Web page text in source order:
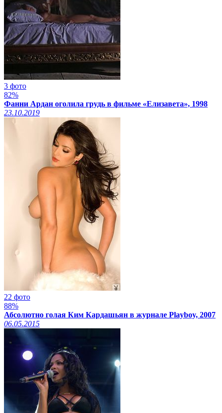
3 фото
82%
Фанни Ардан оголила грудь в фильме «Елизавета», 1998
23.10.2019
22 фото
88%
Абсолютно голая Ким Кардашьян в журнале Playboy, 2007
06.05.2015